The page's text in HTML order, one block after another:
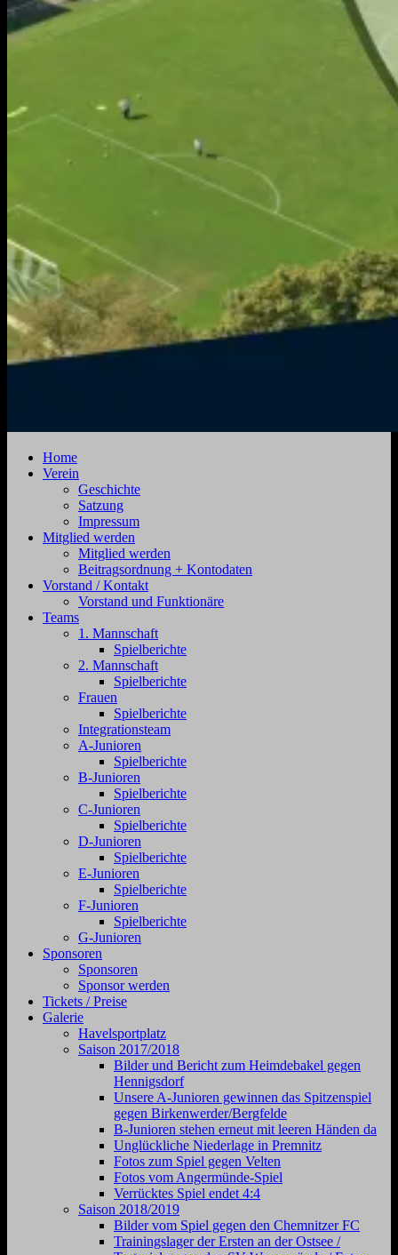
Zehdenick
Jahnstraße
Zehdenick
Home
Verein
Geschichte
Satzung
Impressum
Mitglied werden
Mitglied werden
Beitragsordnung + Kontodaten
Vorstand / Kontakt
Vorstand und Funktionäre
Teams
1. Mannschaft
Spielberichte
2. Mannschaft
Spielberichte
Frauen
Spielberichte
Integrationsteam
A-Junioren
Spielberichte
B-Junioren
Spielberichte
C-Junioren
Spielberichte
D-Junioren
Spielberichte
E-Junioren
Spielberichte
F-Junioren
Spielberichte
G-Junioren
Sponsoren
Sponsoren
Sponsor werden
Tickets / Preise
Galerie
Havelsportplatz
Saison 2017/2018
Bilder und Bericht zum Heimdebakel gegen
Hennigsdorf
Unsere A-Junioren gewinnen das Spitzenspiel
gegen Birkenwerder/Bergfelde
B-Junioren stehen erneut mit leeren Händen da
Unglückliche Niederlage in Premnitz
Fotos zum Spiel gegen Velten
Fotos vom Angermünde-Spiel
Verrücktes Spiel endet 4:4
Saison 2018/2019
Bilder vom Spiel gegen den Chemnitzer FC
Trainingslager der Ersten an der Ostsee /